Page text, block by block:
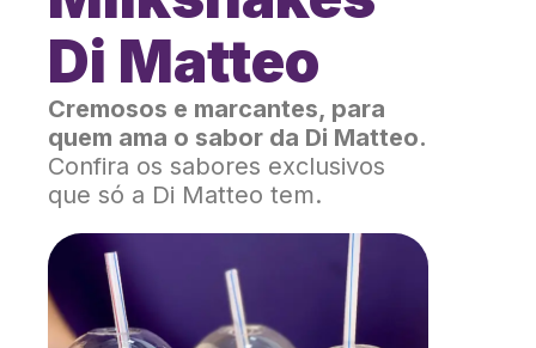
Di Matteo
Cremosos e marcantes, para
quem ama o sabor da Di Matteo.
Confira os sabores exclusivos
que só a Di Matteo tem.